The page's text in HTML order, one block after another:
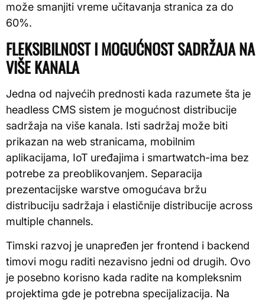
može smanjiti vreme učitavanja stranica za do
60%.
FLEKSIBILNOST I MOGUĆNOST SADRŽAJA NA
VIŠE KANALA
Jedna od najvećih prednosti kada razumete šta je
headless CMS sistem je mogućnost distribucije
sadržaja na više kanala. Isti sadržaj može biti
prikazan na web stranicama, mobilnim
aplikacijama, IoT uređajima i smartwatch-ima bez
potrebe za preoblikovanjem. Separacija
prezentacijske warstve omogućava bržu
distribuciju sadržaja i elastičnije distribucije across
multiple channels.
Timski razvoj je unapređen jer frontend i backend
timovi mogu raditi nezavisno jedni od drugih. Ovo
je posebno korisno kada radite na kompleksnim
projektima gde je potrebna specijalizacija. Na